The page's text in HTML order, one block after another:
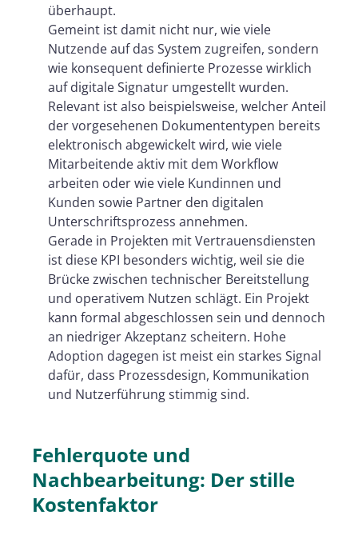
überhaupt.
Gemeint ist damit nicht nur, wie viele
Nutzende auf das System zugreifen, sondern
wie konsequent definierte Prozesse wirklich
auf digitale Signatur umgestellt wurden.
Relevant ist also beispielsweise, welcher Anteil
der vorgesehenen Dokumententypen bereits
elektronisch abgewickelt wird, wie viele
Mitarbeitende aktiv mit dem Workflow
arbeiten oder wie viele Kundinnen und
Kunden sowie Partner den digitalen
Unterschriftsprozess annehmen.
Gerade in Projekten mit Vertrauensdiensten
ist diese KPI besonders wichtig, weil sie die
Brücke zwischen technischer Bereitstellung
und operativem Nutzen schlägt. Ein Projekt
kann formal abgeschlossen sein und dennoch
an niedriger Akzeptanz scheitern. Hohe
Adoption dagegen ist meist ein starkes Signal
dafür, dass Prozessdesign, Kommunikation
und Nutzerführung stimmig sind.
Fehlerquote und
Nachbearbeitung: Der stille
Kostenfaktor